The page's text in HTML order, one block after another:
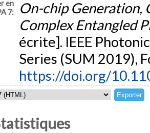
en
7:
On-chip Generation,
Complex Entangled
écrite]. IEEE
Series (SUM 2019),
https://doi.org/